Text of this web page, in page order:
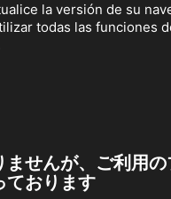
la versión de su
todas las funciones
ませんが、ご利用
ております